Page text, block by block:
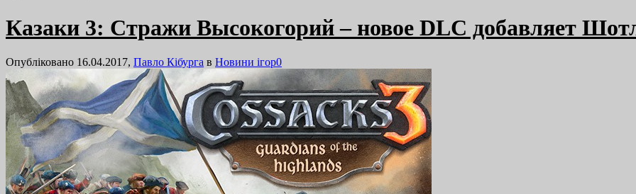
Казаки 3: Стражи Высокогорий – новое DLС добавляет
Опубліковано 16.04.2017, Павло Кібурга в Новини ігор0